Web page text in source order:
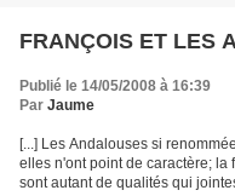
FRANÇOIS ET LES
Publié le 14/05/2008 à 16:39
Par Jaume
[...] Les Andalouses si
elles n'ont point de caractère; la
sont autant de qualités qui